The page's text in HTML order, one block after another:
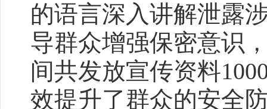
的语言深入讲解泄露
导群众增强保密意识
间共发放宣传资料
效提升了群众的安全